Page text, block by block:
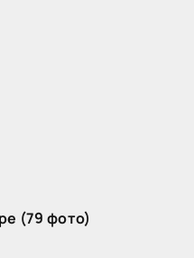
(79 фото)